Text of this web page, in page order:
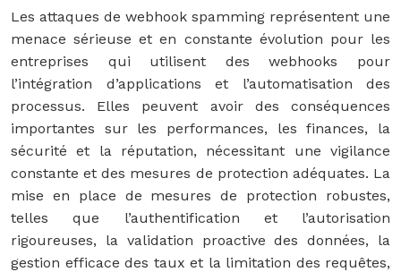
Les attaques de webhook spamming représentent une
menace sérieuse et en constante évolution pour les
entreprises qui utilisent des webhooks pour
l’intégration d’applications et l’automatisation des
processus. Elles peuvent avoir des conséquences
importantes sur les performances, les finances, la
sécurité et la réputation, nécessitant une vigilance
constante et des mesures de protection adéquates. La
mise en place de mesures de protection robustes,
telles que l’authentification et l’autorisation
rigoureuses, la validation proactive des données, la
gestion efficace des taux et la limitation des requêtes,